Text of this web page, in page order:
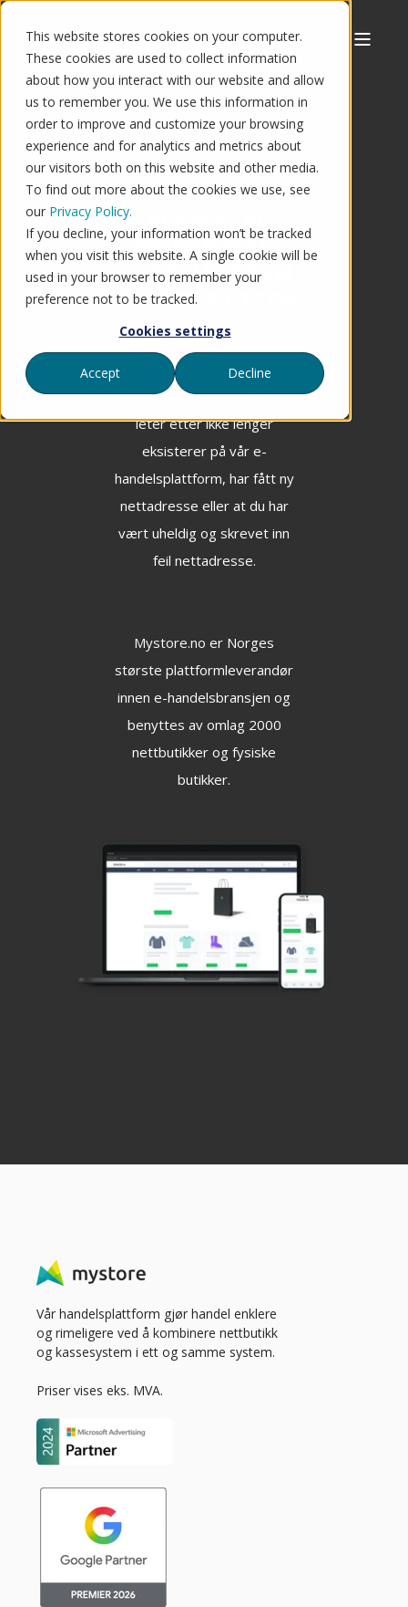
This website stores cookies on your computer.
These cookies are used to collect information
about how you interact with our website and allow
us to remember you. We use this information in
order to improve and customize your browsing
experience and for analytics and metrics about
our visitors both on this website and other media.
To find out more about the cookies we use, see
our Privacy Policy.
If you decline, your information won’t be tracked
when you visit this website. A single cookie will be
used in your browser to remember your
preference not to be tracked.
Cookies settings
Accept Decline
FINNER IKKE
NETTBUTIKKEN
DU LETER ETTER
🤔
Årsaken til at du ser denne
siden er at nettbutikken du
leter etter ikke lenger
eksisterer på vår e-
handelsplattform, har fått ny
nettadresse eller at du har
vært uheldig og skrevet inn
feil nettadresse.
Mystore.no er Norges
største plattformleverandør
innen e-handelsbransjen og
benyttes av omlag 2000
nettbutikker og fysiske
butikker.
Vår handelsplattform gjør handel enklere
og rimeligere ved å kombinere nettbutikk
og kassesystem i ett og samme system.
Priser vises eks. MVA.